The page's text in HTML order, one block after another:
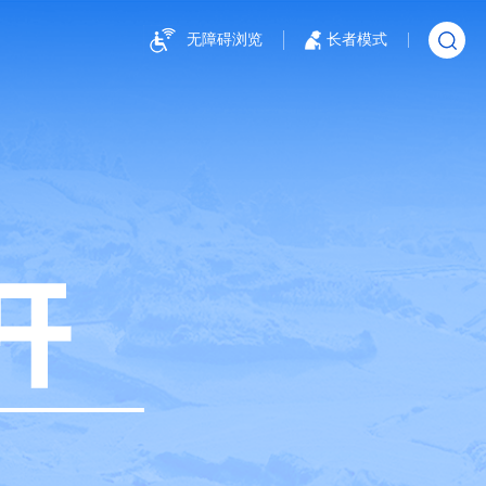
无障碍浏览 长者模式